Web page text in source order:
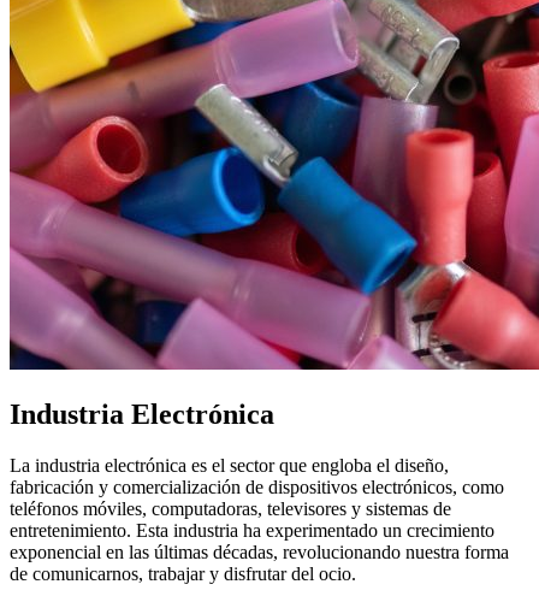
Industria Electrónica
La industria electrónica es el sector que engloba el diseño,
fabricación y comercialización de dispositivos electrónicos, como
teléfonos móviles, computadoras, televisores y sistemas de
entretenimiento. Esta industria ha experimentado un crecimiento
exponencial en las últimas décadas, revolucionando nuestra forma
de comunicarnos, trabajar y disfrutar del ocio.